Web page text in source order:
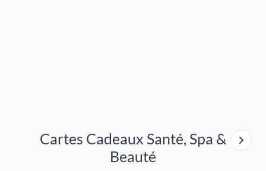
Cartes Cadeaux Santé, Spa &
Beauté